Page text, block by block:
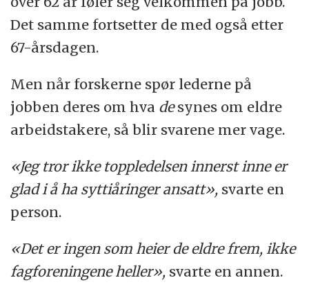
Det samme fortsetter de med også etter
67-årsdagen.
Men når forskerne spør lederne på
jobben deres om hva desynes om eldre
arbeidstakere, så blir svarene mer vage.
«Jeg tror ikke toppledelsen innerst inne er
glad i å ha syttiåringer ansatt», svarte en
person.
«Det er ingen som heier de eldre frem, ikke
fagforeningene heller», svarte en annen.